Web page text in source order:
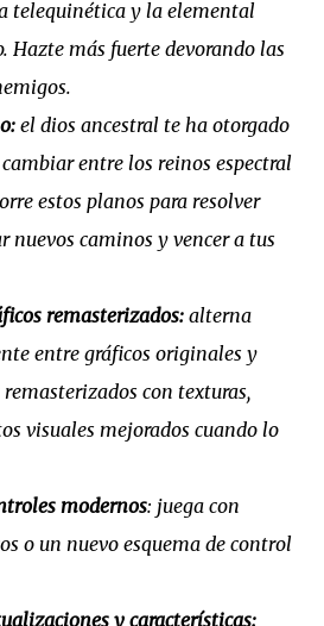
telequinética y la elemental
Hazte más fuerte devorando las
el dios ancestral te ha otorgado
entre los reinos espectral
estos planos para resolver
nuevos caminos y vencer a tus
remasterizados: alterna
entre gráficos originales y
con texturas,
visuales mejorados cuando lo
modernos: juega con
o un nuevo esquema de control
y características: